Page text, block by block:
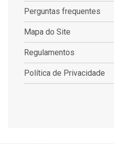
Perguntas frequentes
Mapa do Site
Regulamentos
Política de Privacidade